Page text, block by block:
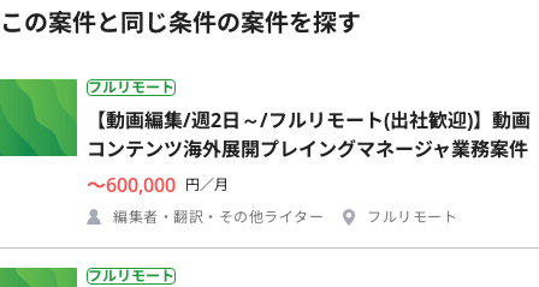
この案件と同じ条件の案件を探す
フルリモート
【動画編集/週2日～/フルリモート(出社歓迎)】動画
コンテンツ海外展開プレイングマネージャ業務案件
〜600,000 円／月
編集者・翻訳・その他ライター
フルリモート
フルリモート